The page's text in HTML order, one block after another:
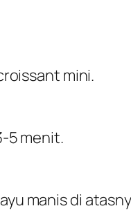
mini.
5 menit.
manis di